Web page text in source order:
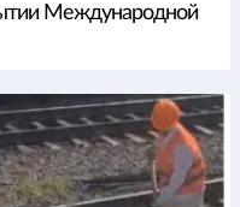
Международной